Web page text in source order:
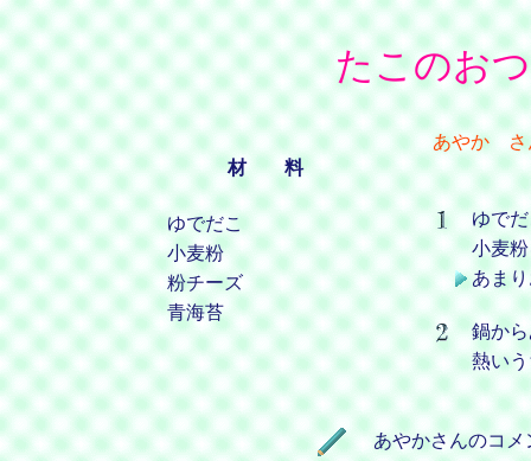
たこのお
材 料
ゆでだこ
小麦粉
粉チーズ
青海苔
あやか さ
ゆで
小麦
あま
鍋か
熱い
あやかさんのコメ